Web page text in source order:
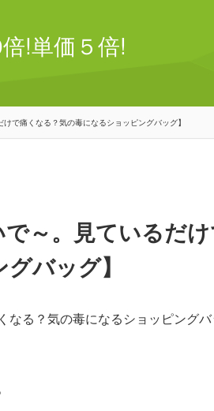
!単価５倍!
で痛くなる？気の毒になるショッピングバッグ】
で～。見ているだ
バッグ】
る？気の毒になるショッピングバ